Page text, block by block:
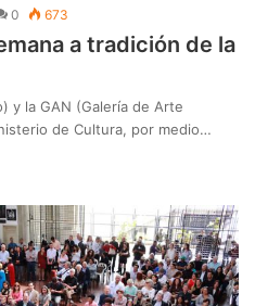
0 673
a tradición de la
y la GAN (Galería de Arte
de Cultura, por medio…